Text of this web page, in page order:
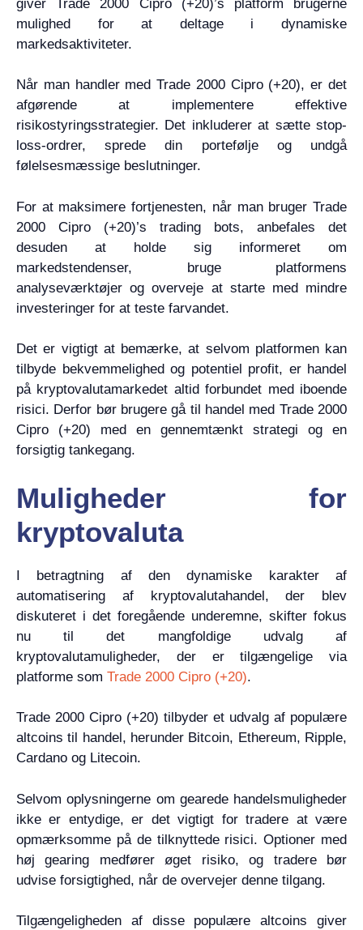
giver Trade 2000 Cipro (+20)’s platform brugerne
mulighed for at deltage i dynamiske
markedsaktiviteter.
Når man handler med Trade 2000 Cipro (+20), er det
afgørende at implementere effektive
risikostyringsstrategier. Det inkluderer at sætte stop-
loss-ordrer, sprede din portefølje og undgå
følelsesmæssige beslutninger.
For at maksimere fortjenesten, når man bruger Trade
2000 Cipro (+20)’s trading bots, anbefales det
desuden at holde sig informeret om
markedstendenser, bruge platformens
analyseværktøjer og overveje at starte med mindre
investeringer for at teste farvandet.
Det er vigtigt at bemærke, at selvom platformen kan
tilbyde bekvemmelighed og potentiel profit, er handel
på kryptovalutamarkedet altid forbundet med iboende
risici. Derfor bør brugere gå til handel med Trade 2000
Cipro (+20) med en gennemtænkt strategi og en
forsigtig tankegang.
Muligheder for
kryptovaluta
I betragtning af den dynamiske karakter af
automatisering af kryptovalutahandel, der blev
diskuteret i det foregående underemne, skifter fokus
nu til det mangfoldige udvalg af
kryptovalutamuligheder, der er tilgængelige via
platforme som Trade 2000 Cipro (+20).
Trade 2000 Cipro (+20) tilbyder et udvalg af populære
altcoins til handel, herunder Bitcoin, Ethereum, Ripple,
Cardano og Litecoin.
Selvom oplysningerne om gearede handelsmuligheder
ikke er entydige, er det vigtigt for tradere at være
opmærksomme på de tilknyttede risici. Optioner med
høj gearing medfører øget risiko, og tradere bør
udvise forsigtighed, når de overvejer denne tilgang.
Tilgængeligheden af disse populære altcoins giver